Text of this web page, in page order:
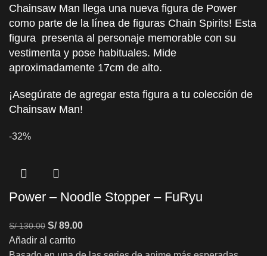
Chainsaw Man llega una nueva figura de Power
como parte de la línea de figuras Chain Spirits! Esta
figura presenta al personaje memorable con su
vestimenta y pose habituales. Mide
aproximadamente 17cm de alto.
¡Asegúrate de agregar esta figura a tu colección de
Chainsaw Man!
-32%
Power – Noodle Stopper – FuRyu
S/130.00 S/89.00
Añadir al carrito